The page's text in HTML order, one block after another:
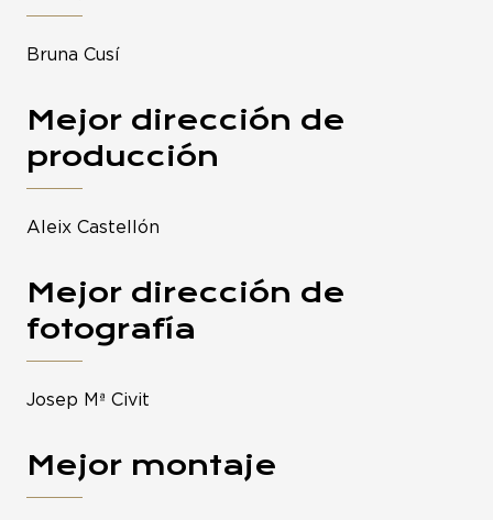
Bruna Cusí
Mejor dirección de
producción
Aleix Castellón
Mejor dirección de
fotografía
Josep Mª Civit
Mejor montaje